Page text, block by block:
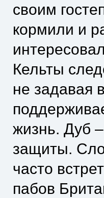
своим
кормили и
Кельты
не задавая
жизнь. Дуб
защиты.
часто
пабов